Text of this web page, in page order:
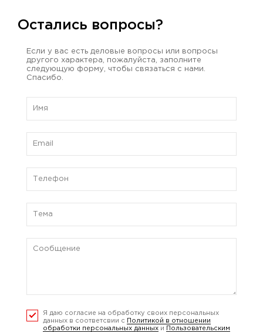
Остались вопросы?
Если у вас есть деловые вопросы или вопросы
другого характера, пожалуйста, заполните
следующую форму, чтобы связаться с нами.
Спасибо.
Я даю согласие на обработку своих персональных
данных в соответсвии с
Политикой в отношении
обработки персональных данных и
Пользовательским